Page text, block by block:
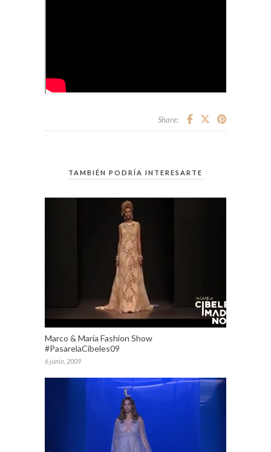
Share:
TAMBIÉN PODRÍA INTERESARTE
Marco & María Fashion Show
#PasarelaCibeles09
6 junio, 2009